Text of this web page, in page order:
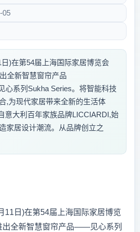
05
)在第54届上海国际家居博览会
全新智慧窗帘产品
心系列Sukha Series。将智能科技
,为现代家居带来全新的生活体
意大利百年家族品牌LICCIARDI,始
家居设计潮流。从品牌创立之
11日)在第54届上海国际家居博览
出全新智慧窗帘产品——见心系列